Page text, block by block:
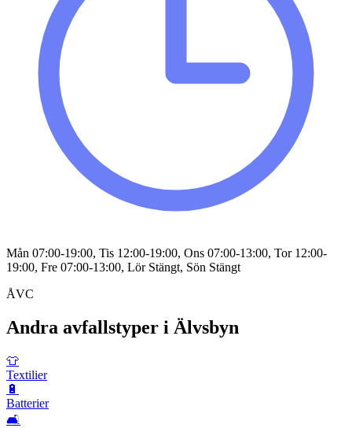
Mån 07:00-19:00, Tis 12:00-19:00, Ons 07:00-13:00, Tor 12:00-
19:00, Fre 07:00-13:00, Lör Stängt, Sön Stängt
ÅVC
Andra avfallstyper i Älvsbyn
👕
Textilier
🔋
Batterier
🛋️